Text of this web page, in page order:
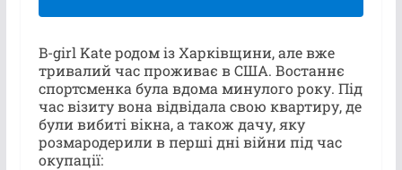
B-girl Kate родом із Харківщини, але вже
тривалий час проживає в США. Востаннє
спортсменка була вдома минулого року. Під
час візиту вона відвідала свою квартиру, де
були вибиті вікна, а також дачу, яку
розмародерили в перші дні війни під час
окупації: